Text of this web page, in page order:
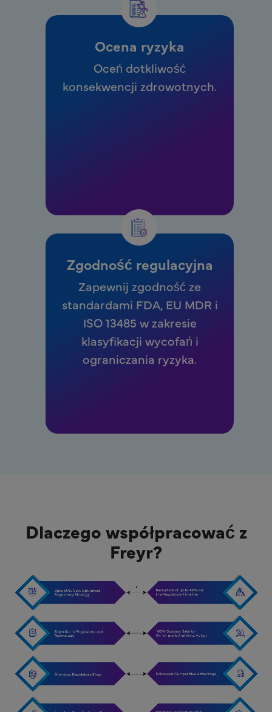
Ocena ryzyka
Oceń dotkliwość
konsekwencji zdrowotnych.
Zgodność regulacyjna
Zapewnij zgodność ze
standardami FDA, EU MDR i
ISO 13485 w zakresie
klasyfikacji wycofań i
ograniczania ryzyka.
Dlaczego współpracować z
Freyr?